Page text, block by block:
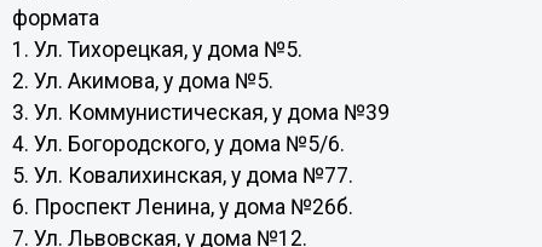
формата
1. Ул. Тихорецкая, у дома №5.
2. Ул. Акимова, у дома №5.
3. Ул. Коммунистическая, у дома №39
4. Ул. Богородского, у дома №5/6.
5. Ул. Ковалихинская, у дома №77.
6. Проспект Ленина, у дома №26б.
7. Ул. Львовская, у дома №12.